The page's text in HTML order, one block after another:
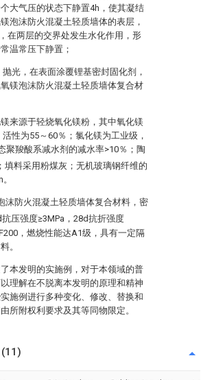
大气压的状态下静置4h，使其凝结
泡沫防火混凝土轻质墙体的表层，
在两层的交界处发生水化作用，形
温常压下静置；
光，在表面涂覆锂基密封固化剂，
镁泡沫防火混凝土轻质墙体复合材
来源于轻烧氧化镁粉，其中氧化镁
性为55～60％；氯化镁为工业级，
聚羧酸系减水剂的减水率>10％；陶
；填料采用粉煤灰；无机玻璃钢纤维的
沫防火混凝土轻质墙体复合材料，密
抗压强度≥3MPa，28d抗折强度
，燃烧性能达A1级，具有一定隔
。
本发明的实施例，对于本领域的普
理解在不脱离本发明的原理和精神
施例进行多种变化、修改、替换和
所附权利要求及其等同物限定。